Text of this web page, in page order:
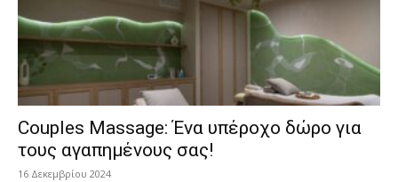
Couples Massage: Ένα υπέροχο δώρο για
τους αγαπημένους σας!
16 Δεκεμβρίου 2024